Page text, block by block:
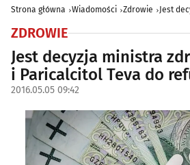
Strona główna Wiadomości Zdrowie Jest
ZDROWIE
Jest decyzja ministra
i Paricalcitol Teva do
2016.05.05 09:42